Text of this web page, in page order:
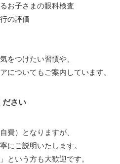
お子さまの眼科検査
の評価
をつけたい習慣や、
についてもご案内しています。
ださい
費）となりますが、
にご説明いたします。
という方も大歓迎です。